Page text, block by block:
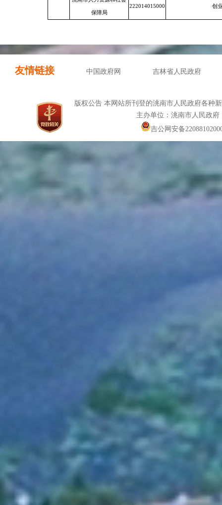
保障局
222014015000 创
友情链接 中国政府网 吉林省人民政府
版权公告 本网站所刊登的洮南市人民政府各种
主办单位：洮南市人民政
吉公网安备